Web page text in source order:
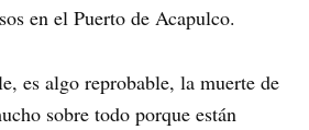
en el Puerto de Acapulco.
es algo reprobable, la muerte de
sobre todo porque están